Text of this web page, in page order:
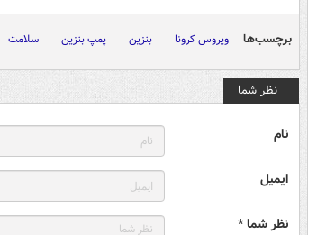
برچسب‌ها ویروس کرونا بنزین پمپ بنزین سلامت
نظر شما
نام
ایمیل
نظر شما *